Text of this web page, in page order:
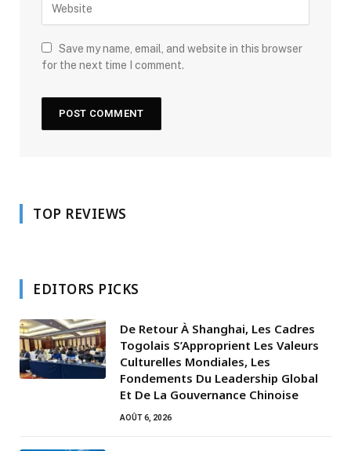
Save my name, email, and website in this browser
for the next time I comment.
TOP REVIEWS
EDITORS PICKS
De Retour À Shanghai, Les Cadres
Togolais S’Approprient Les Valeurs
Culturelles Mondiales, Les
Fondements Du Leadership Global
Et De La Gouvernance Chinoise
AOÛT 6, 2026